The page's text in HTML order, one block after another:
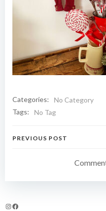
Categories:
No Category
Tags:
No Tag
Navigation
l’article
PREVIOUS POST
Instagram
Facebook